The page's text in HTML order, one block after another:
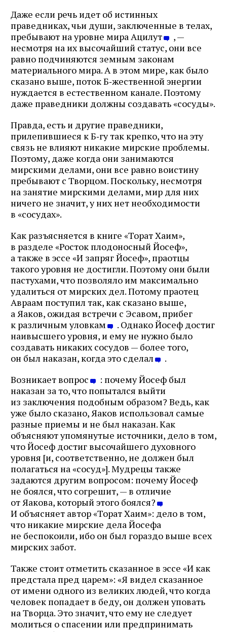
Даже если речь идет об истинных
праведниках, чьи души, заключенные в телах,
пребывают на уровне мира Ацилут
, —
несмотря на их высочайший статус, они все
равно подчиняются земным законам
материального мира. А в этом мире, как было
сказано выше, поток Б‑жественной энергии
нуждается в естественном канале. Поэтому
даже праведники должны создавать «сосуды».
Правда, есть и другие праведники,
прилепившиеся к Б‑гу так крепко, что на эту
связь не влияют никакие мирские проблемы.
Поэтому, даже когда они занимаются
мирскими делами, они все равно воистину
пребывают с Творцом. Поскольку, несмотря
на занятие мирскими делами, мир для них
ничего не значит, у них нет необходимости
в «сосудах».
Как разъясняется в книге «Торат Хаим»,
в разделе «Росток плодоносный Йосеф»,
а также в эссе «И запряг Йосеф», праотцы
такого уровня не достигли. Поэтому они были
пастухами, что позволяло им максимально
удалиться от мирских дел. Потому праотец
Авраам поступил так, как сказано выше,
а Яаков, ожидая встречи с Эсавом, прибег
к различным уловкам
. Однако Йосеф достиг
наивысшего уровня, и ему не нужно было
создавать никаких сосудов — более того,
он был наказан, когда это сделал
.
Возникает вопрос
: почему Йосеф был
наказан за то, что попытался выйти
из заключения подобным образом? Ведь, как
уже было сказано, Яаков использовал самые
разные приемы и не был наказан. Как
объясняют упомянутые источники, дело в том,
что Йосеф достиг высочайшего духовного
уровня [и, соответственно, не должен был
полагаться на «сосуд»]. Мудрецы также
задаются другим вопросом: почему Йосеф
не боялся, что согрешит, — в отличие
от Яакова, который этого боялся?
И объясняет автор «Торат Хаим»: дело в том,
что никакие мирские дела Йосефа
не беспокоили, ибо он был гораздо выше всех
мирских забот.
Также стоит отметить сказанное в эссе «И как
предстала пред царем»: «Я видел сказанное
от имени одного из великих людей, что когда
человек попадает в беду, он должен уповать
на Творца. Это значит, что ему не следует
молиться о спасении или предпринимать